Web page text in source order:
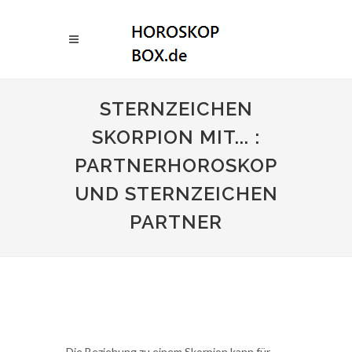
STERNZEICHEN
SKORPION MIT... :
PARTNERHOROSKOP
UND STERNZEICHEN
PARTNER